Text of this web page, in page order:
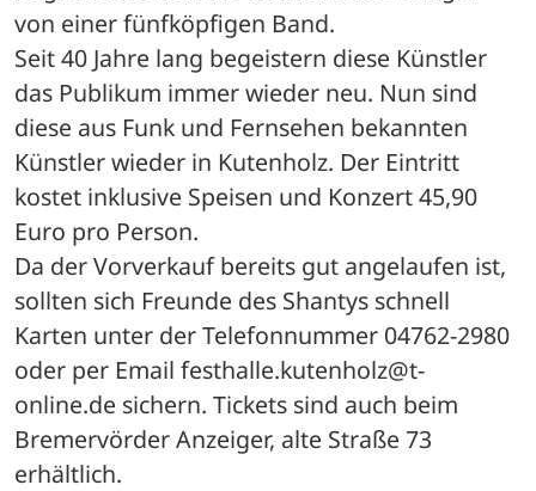
von einer fünfköpfigen Band.
Seit 40 Jahre lang begeistern diese Künstler
das Publikum immer wieder neu. Nun sind
diese aus Funk und Fernsehen bekannten
Künstler wieder in Kutenholz. Der Eintritt
kostet inklusive Speisen und Konzert 45,90
Euro pro Person.
Da der Vorverkauf bereits gut angelaufen ist,
sollten sich Freunde des Shantys schnell
Karten unter der Telefonnummer 04762-2980
oder per Email festhalle.kutenholz@t-
online.de sichern. Tickets sind auch beim
Bremervörder Anzeiger, alte Straße 73
erhältlich.